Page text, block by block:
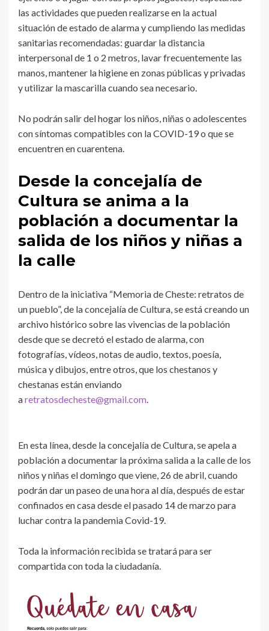
las actividades que pueden realizarse en la actual
situación de estado de alarma y cumpliendo las medidas
sanitarias recomendadas: guardar la distancia
interpersonal de 1 o 2 metros, lavar frecuentemente las
manos, mantener la higiene en zonas públicas y privadas
y utilizar la mascarilla cuando sea necesario.
No podrán salir del hogar los niños, niñas o adolescentes
con síntomas compatibles con la COVID-19 o que se
encuentren en cuarentena.
Desde la concejalía de
Cultura se anima a la
población a documentar la
salida de los niños y niñas a
la calle
Dentro de la iniciativa “Memoria de Cheste: retratos de
un pueblo”, de la concejalía de Cultura, se está creando un
archivo histórico sobre las vivencias de la población
desde que se decretó el estado de alarma, con
fotografías, vídeos, notas de audio, textos, poesía,
música y dibujos, entre otros, que los chestanos y
chestanas están enviando
aretratosdecheste@gmail.com.
En esta línea, desde la concejalía de Cultura, se apela a
población a documentar la próxima salida a la calle de los
niños y niñas el domingo que viene, 26 de abril, cuando
podrán dar un paseo de una hora al día, después de estar
confinados en casa desde el pasado 14 de marzo para
luchar contra la pandemia Covid-19.
Toda la información recibida se tratará para ser
compartida con toda la ciudadanía.